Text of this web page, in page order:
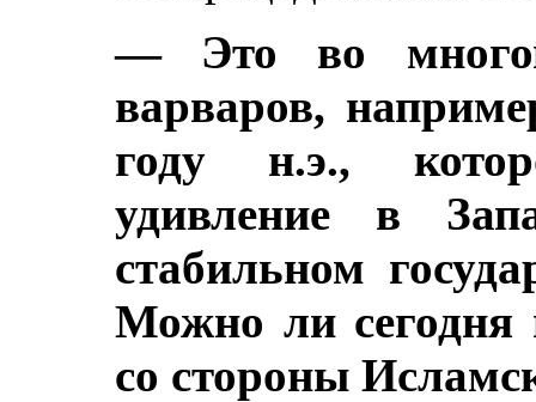
— Это во
варваров,
году н.э.,
удивление в
стабильном
Можно ли сегодня
со стороны